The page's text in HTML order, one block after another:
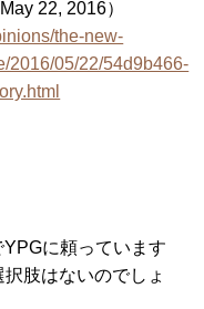
22, 2016）
the-new-
2016/05/22/54d9b466-
に頼っています
肢はないのでしょ